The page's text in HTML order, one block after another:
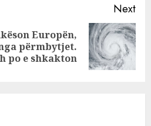
Next
Europën,
përmbytjet.
po e shkakton